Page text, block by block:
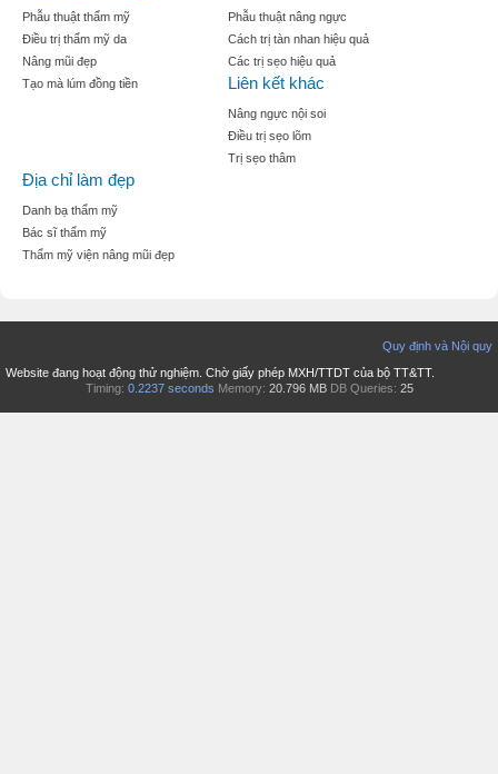
Phẫu thuật thẩm mỹ
Điều trị thẩm mỹ da
Nâng mũi đẹp
Tạo mà lúm đồng tiền
Phẫu thuật nâng ngực
Cách trị tàn nhan hiệu quả
Các trị sẹo hiệu quả
Liên kết khác
Nâng ngực nội soi
Điều trị sẹo lõm
Trị sẹo thâm
Địa chỉ làm đẹp
Danh bạ thẩm mỹ
Bác sĩ thẩm mỹ
Thẩm mỹ viện nâng mũi đẹp
Quy định và Nội quy
Website đang hoạt động thử nghiệm. Chờ giấy phép MXH/TTDT của bộ TT&TT.
Timing: 0.2237 seconds Memory: 20.796 MB DB Queries: 25